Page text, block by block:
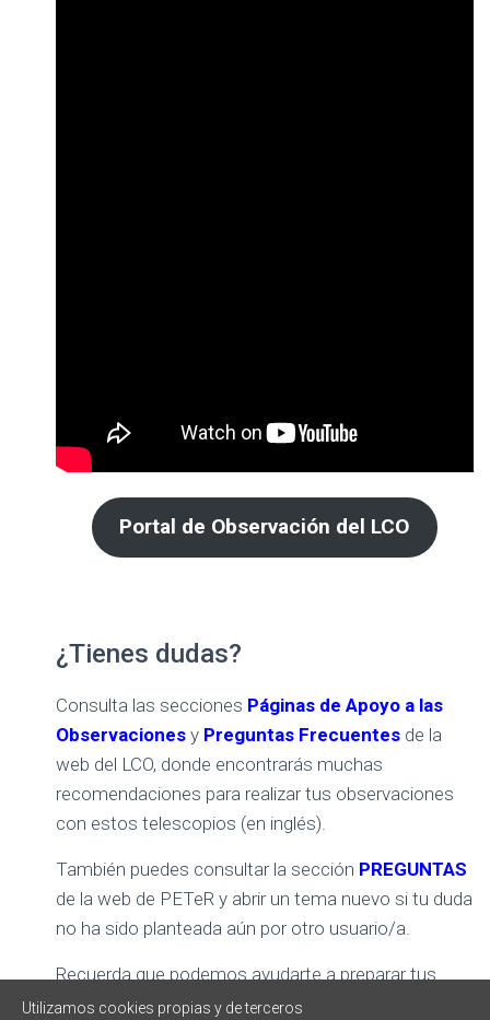
Portal de Observación del LCO
¿Tienes dudas?
Consulta las secciones Páginas de Apoyo a las
Observacionesy Preguntas Frecuentesde la
web del LCO, donde encontrarás muchas
recomendaciones para realizar tus observaciones
con estos telescopios (en inglés).
También puedes consultar la sección PREGUNTAS
de la web de PETeR y abrir un tema nuevo si tu duda
no ha sido planteada aún por otro usuario/a.
Recuerda que podemos ayudarte a preparar tus
propuestas de observación, elegir qué filtros usar,
Utilizamos cookies propias y de terceros